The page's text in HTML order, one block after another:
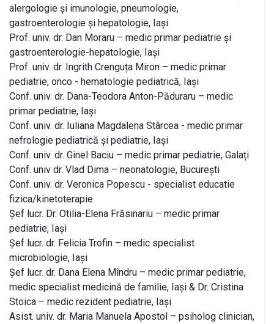
alergologie și imunologie, pneumologie,
gastroenterologie și hepatologie, Iași
Prof. univ. dr. Dan Moraru – medic primar pediatrie și
gastroenterologie-hepatologie, Iași
Prof. univ. dr. Ingrith Crenguța Miron – medic primar
pediatrie, onco - hematologie pediatrică, Iași
Conf. univ. dr. Dana-Teodora Anton-Păduraru – medic
primar pediatrie, Iași
Conf. univ. dr. Iuliana Magdalena Stârcea - medic primar
nefrologie pediatrică și pediatrie, Iași
Conf. univ. dr. Ginel Baciu – medic primar pediatrie, Galați
Conf. univ dr. Vlad Dima – neonatologie, București
Conf. univ. dr. Veronica Popescu - specialist educatie
fizica/kinetoterapie
Șef lucr. Dr. Otilia-Elena Frăsinariu – medic primar
pediatrie, Iași
Șef lucr. dr. Felicia Trofin – medic specialist
microbiologie, Iași
Șef lucr. dr. Dana Elena Mîndru – medic primar pediatrie,
medic specialist medicină de familie, Iași & Dr. Cristina
Stoica – medic rezident pediatrie, Iași
Asist. univ. dr. Maria Manuela Apostol – psiholog clinician,